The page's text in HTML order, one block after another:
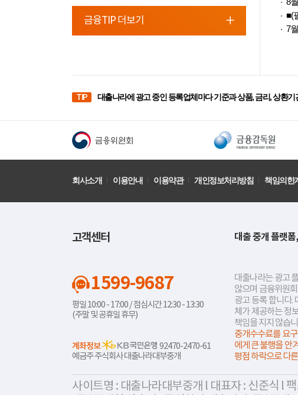
금융TIP 더보기
■(
7
TIP 대출나라에 광고 중인 등록업체마다 기준과 상품, 금리, 상환
회사소개 이용안내 이용약관 개인정보처리방침 책임의한
고객센터
1599-9687
평일 10:00 - 17:00 / 점심시간 12:30 - 13:30
(주말 및 공휴일 휴무)
계좌정보
92470-2470-61
예금주 주식회사 대출나라대부중개
대출 중개 플랫
대출나라는 광고
않으며 금융위원
광고 등록 합니다.
체가 제공하는 정
책임을 지지 않습
중개수수료를 요
에게 큰 불행을 안
평점 하락으로 다
사이트명 : 대출나라대부중개 l 대표자 : 신준식 l